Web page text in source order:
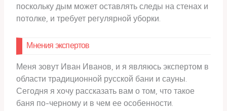
поскольку дым может оставлять следы на стенах и
потолке, и требует регулярной уборки.
Мнения экспертов
Меня зовут Иван Иванов, и я являюсь экспертом в
области традиционной русской бани и сауны.
Сегодня я хочу рассказать вам о том, что такое
баня по-черному и в чем ее особенности.